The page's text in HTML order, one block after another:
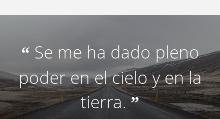
“ Se me ha dado pleno
poder en el cielo y en la
tierra. ”